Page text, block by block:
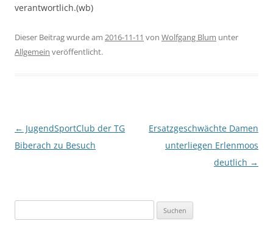
verantwortlich.(wb)
Dieser Beitrag wurde am 2016-11-11 von Wolfgang Blum unter
Allgemein veröffentlicht.
Beitragsnavigation
← JugendSportClub der TG
Biberach zu Besuch
Ersatzgeschwächte Damen
unterliegen Erlenmoos
deutlich →
nach: